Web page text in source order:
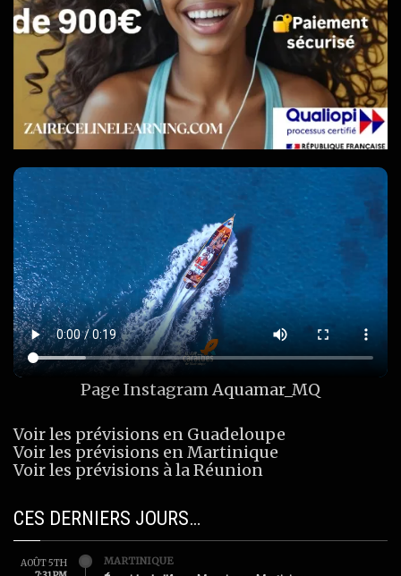
Page InstagramAquamar_MQ
Voir les prévisions en Guadeloupe
Voir les prévisions en Martinique
Voir les prévisions à la Réunion
CES DERNIERS JOURS…
AOÛT 5TH
MARTINIQUE